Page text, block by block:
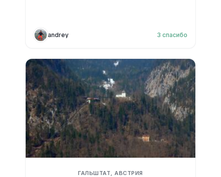
andrey 3 спасибо
ГАЛЬШТАТ, АВСТРИЯ